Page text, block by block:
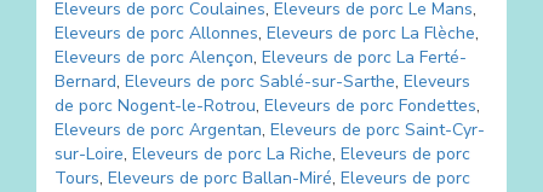
Eleveurs de porc Coulaines, Eleveurs de porc Le Mans,
Eleveurs de porc Allonnes, Eleveurs de porc La Flèche,
Eleveurs de porc Alençon, Eleveurs de porc La Ferté-
Bernard, Eleveurs de porc Sablé-sur-Sarthe, Eleveurs
de porc Nogent-le-Rotrou, Eleveurs de porc Fondettes,
Eleveurs de porc Argentan, Eleveurs de porc Saint-Cyr-
sur-Loire, Eleveurs de porc La Riche, Eleveurs de porc
Tours, Eleveurs de porc Ballan-Miré, Eleveurs de porc